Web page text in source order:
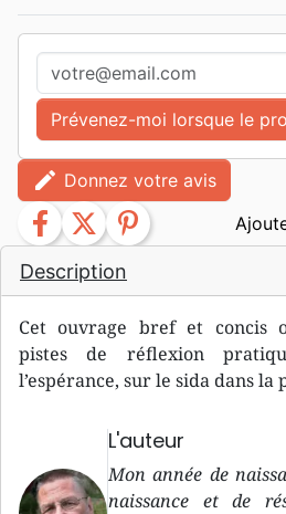
Description
Cet ouvrage bref et concis
pistes de réflexion
l’espérance, sur le sida dans
L'auteur
Mon année de
naissance et de
Prévenez-moi lorsque le
edit Donnez votre avis
facebook twitter pinterest